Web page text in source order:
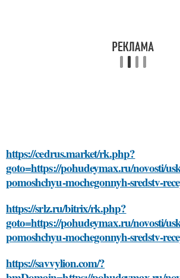
https://cedrus.market/rk.php?
goto=https://pohudeymax.ru/novosti/
pomoshchyu-mochegonnyh-sredstv-
https://srlz.ru/bitrix/rk.php?
goto=https://pohudeymax.ru/novosti/
pomoshchyu-mochegonnyh-sredstv-
https://savvylion.com/?